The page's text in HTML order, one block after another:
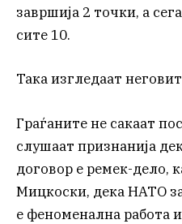
завршија 2 точки, а
сите 10.
Така изгледаат
Граѓаните не сакаат
слушаат признанија
договор е ремек-дело,
Мицкоски, дека НАТО за
е феноменална работа